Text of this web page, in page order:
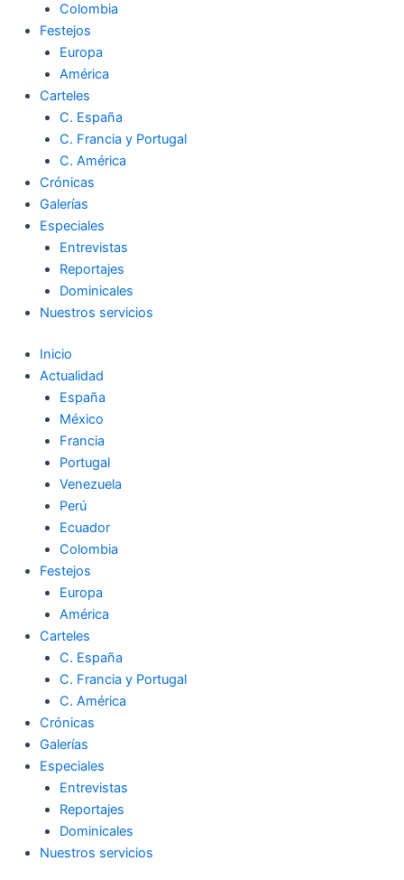
Colombia
Festejos
Europa
América
Carteles
C. España
C. Francia y Portugal
C. América
Crónicas
Galerías
Especiales
Entrevistas
Reportajes
Dominicales
Nuestros servicios
Inicio
Actualidad
España
México
Francia
Portugal
Venezuela
Perú
Ecuador
Colombia
Festejos
Europa
América
Carteles
C. España
C. Francia y Portugal
C. América
Crónicas
Galerías
Especiales
Entrevistas
Reportajes
Dominicales
Nuestros servicios